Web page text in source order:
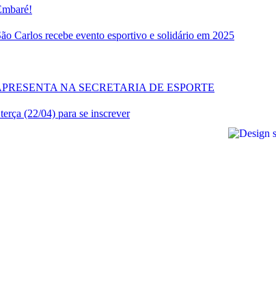
Carlos recebe evento esportivo e solidário em 2025
NA SECRETARIA DE ESPORTE
(22/04) para se inscrever